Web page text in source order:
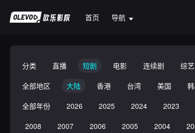
首页 导航
分类 直播 短剧 电影 连续剧 综艺
全部地区
大陆 香港 台湾 美国
全部年份
2026 2025 2024 2023
2008
2007 2006 2005 2004